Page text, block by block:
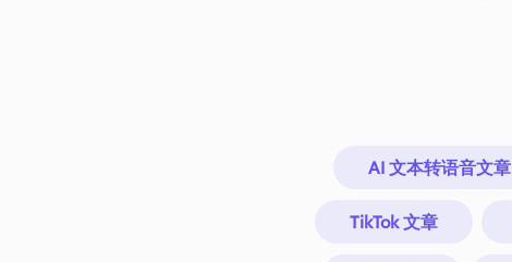
AI 文本转语音文章
TikTok 文章